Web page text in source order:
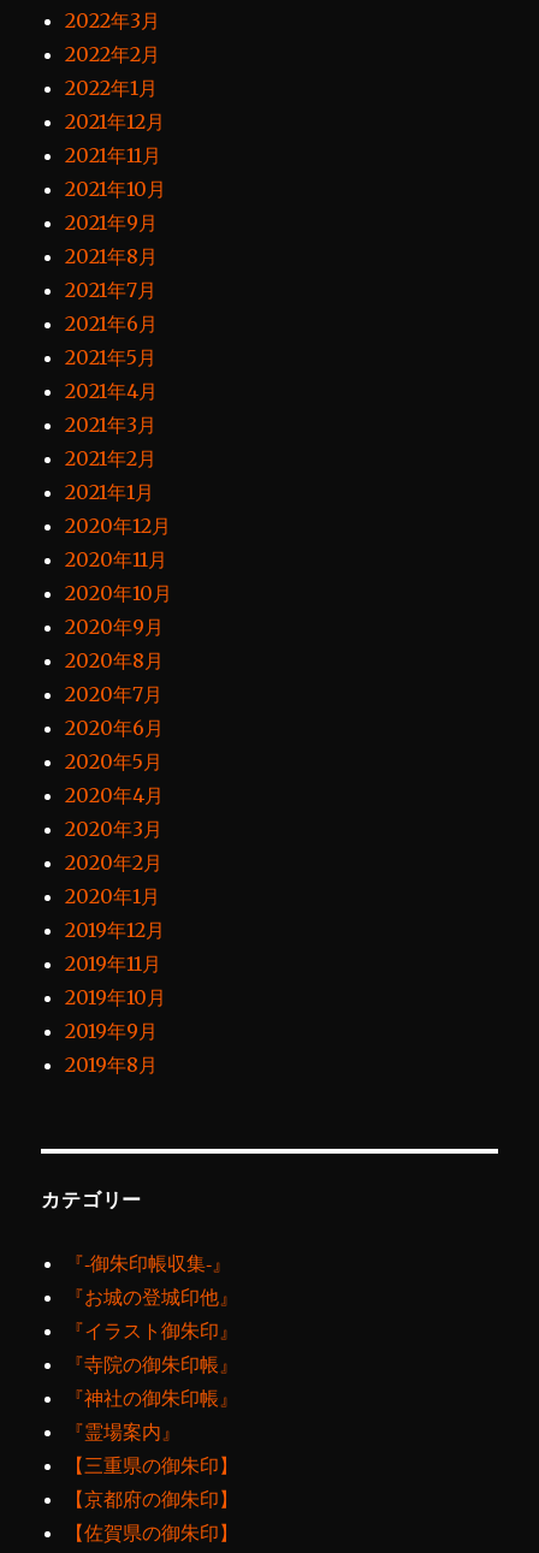
2022年3月
2022年2月
2022年1月
2021年12月
2021年11月
2021年10月
2021年9月
2021年8月
2021年7月
2021年6月
2021年5月
2021年4月
2021年3月
2021年2月
2021年1月
2020年12月
2020年11月
2020年10月
2020年9月
2020年8月
2020年7月
2020年6月
2020年5月
2020年4月
2020年3月
2020年2月
2020年1月
2019年12月
2019年11月
2019年10月
2019年9月
2019年8月
カテゴリー
『‐御朱印帳収集‐』
『お城の登城印他』
『イラスト御朱印』
『寺院の御朱印帳』
『神社の御朱印帳』
『霊場案内』
【三重県の御朱印】
【京都府の御朱印】
【佐賀県の御朱印】